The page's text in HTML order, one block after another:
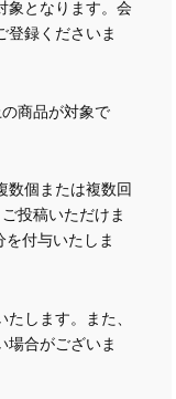
象となります。会
登録くださいま
商品が対象で
数個または複数回
投稿いただけま
付与いたしま
します。また、
場合がございま